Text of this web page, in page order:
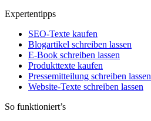
Expertentipps
SEO-Texte kaufen
Blogartikel schreiben lassen
E-Book schreiben lassen
Produkttexte kaufen
Pressemitteilung schreiben lassen
Website-Texte schreiben lassen
So funktioniert’s